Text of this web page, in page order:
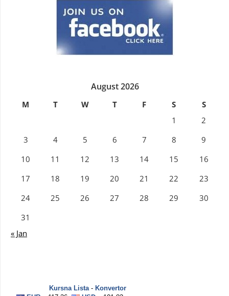
August 2026
M T W T F S
S
1
2
3
4 5 6 7 8
9
10
11 12 13 14 15
16
17
18 19 20 21 22
23
24
25 26 27 28 29
30
31
« Jan